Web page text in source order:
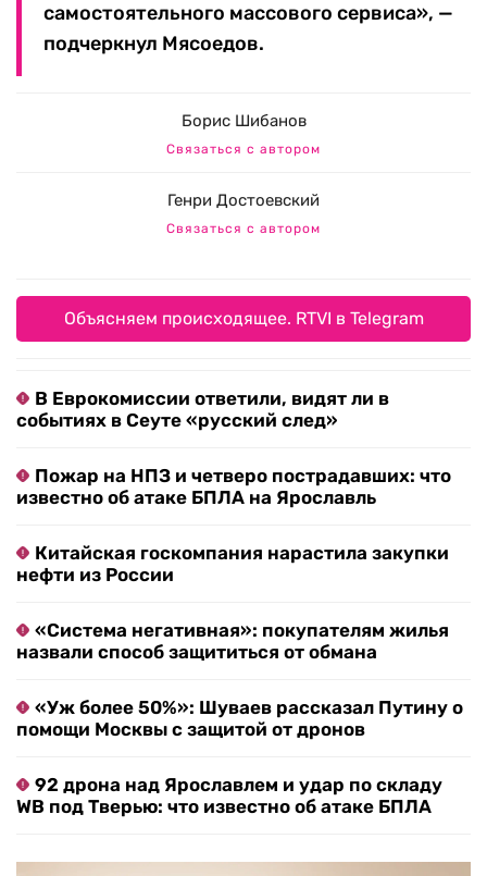
самостоятельного массового сервиса», —
подчеркнул Мясоедов.
Борис Шибанов
Связаться с автором
Генри Достоевский
Связаться с автором
Объясняем происходящее. RTVI в Telegram
В Еврокомиссии ответили, видят ли в
событиях в Сеуте «русский след»
Пожар на НПЗ и четверо пострадавших: что
известно об атаке БПЛА на Ярославль
Китайская госкомпания нарастила закупки
нефти из России
«Система негативная»: покупателям жилья
назвали способ защититься от обмана
«Уж более 50%»: Шуваев рассказал Путину о
помощи Москвы с защитой от дронов
92 дрона над Ярославлем и удар по складу
WB под Тверью: что известно об атаке БПЛА